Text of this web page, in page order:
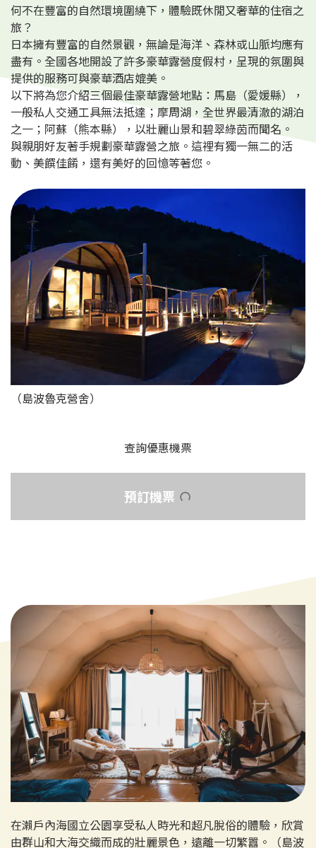
（島波魯克營舍）
何不在豐富的自然環境圍繞下，體驗既休閒又奢華的住宿之
旅？
日本擁有豐富的自然景觀，無論是海洋、森林或山脈均應有
盡有。全國各地開設了許多豪華露營度假村，呈現的氛圍與
提供的服務可與豪華酒店媲美。
以下將為您介紹三個最佳豪華露營地點：馬島（愛媛縣），
一般私人交通工具無法抵達；摩周湖，全世界最清澈的湖泊
之一；阿蘇（熊本縣），以壯麗山景和碧翠綠茵而聞名。
與親朋好友著手規劃豪華露營之旅。這裡有獨一無二的活
動、美饌佳餚，還有美好的回憶等著您。
查詢優惠機票
預訂機票
在瀨戶內海國立公園享受私人時光和超凡脫俗的體驗，欣賞
由群山和大海交織而成的壯麗景色，遠離一切繁囂。（島波